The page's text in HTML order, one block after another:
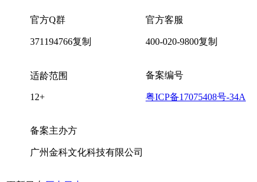
官方Q群
371194766复制
官方客服
400-020-9800复制
适龄范围
12+
备案编号
粤ICP备17075408号-34A
备案主办方
广州金科文化科技有限公司